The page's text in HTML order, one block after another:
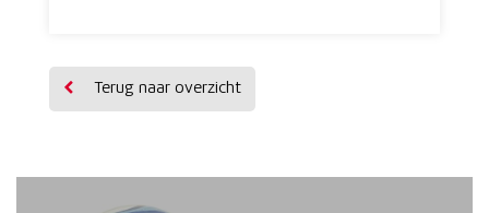
Terug naar overzicht